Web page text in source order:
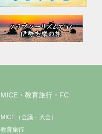
MICE・教育旅行・FC
MICE（会議・大会）
教育旅行